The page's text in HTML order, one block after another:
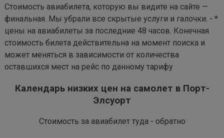
Стоимость авиабилета, которую вы видите на сайте —
финальная. Мы убрали все скрытые услуги и галочки. - *
цены на авиабилеты за последние 48 часов. Конечная
стоимость билета действительна на момент поиска и
может меняться в зависимости от количества
оставшихся мест на рейс по данному тарифу
Календарь низких цен на самолет в Порт-
Элсуорт
Стоимость за авиабилет туда - обратно